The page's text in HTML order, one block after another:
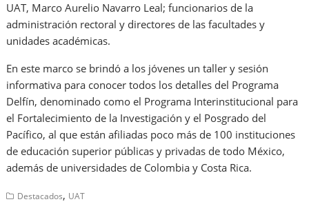
UAT, Marco Aurelio Navarro Leal; funcionarios de la
administración rectoral y directores de las facultades y
unidades académicas.
En este marco se brindó a los jóvenes un taller y sesión
informativa para conocer todos los detalles del Programa
Delfín, denominado como el Programa Interinstitucional para
el Fortalecimiento de la Investigación y el Posgrado del
Pacífico, al que están afiliadas poco más de 100 instituciones
de educación superior públicas y privadas de todo México,
además de universidades de Colombia y Costa Rica.
Destacados, UAT